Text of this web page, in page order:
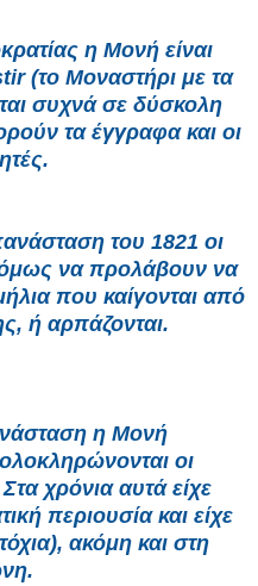
η Μονή είναι
(το Μοναστήρι με τα
συχνά σε δύσκολη
τα έγγραφα και οι
του 1821 οι
να προλάβουν να
που καίγονται από
ή αρπάζονται.
η Μονή
οι
χρόνια αυτά είχε
περιουσία και είχε
ακόμη και στη